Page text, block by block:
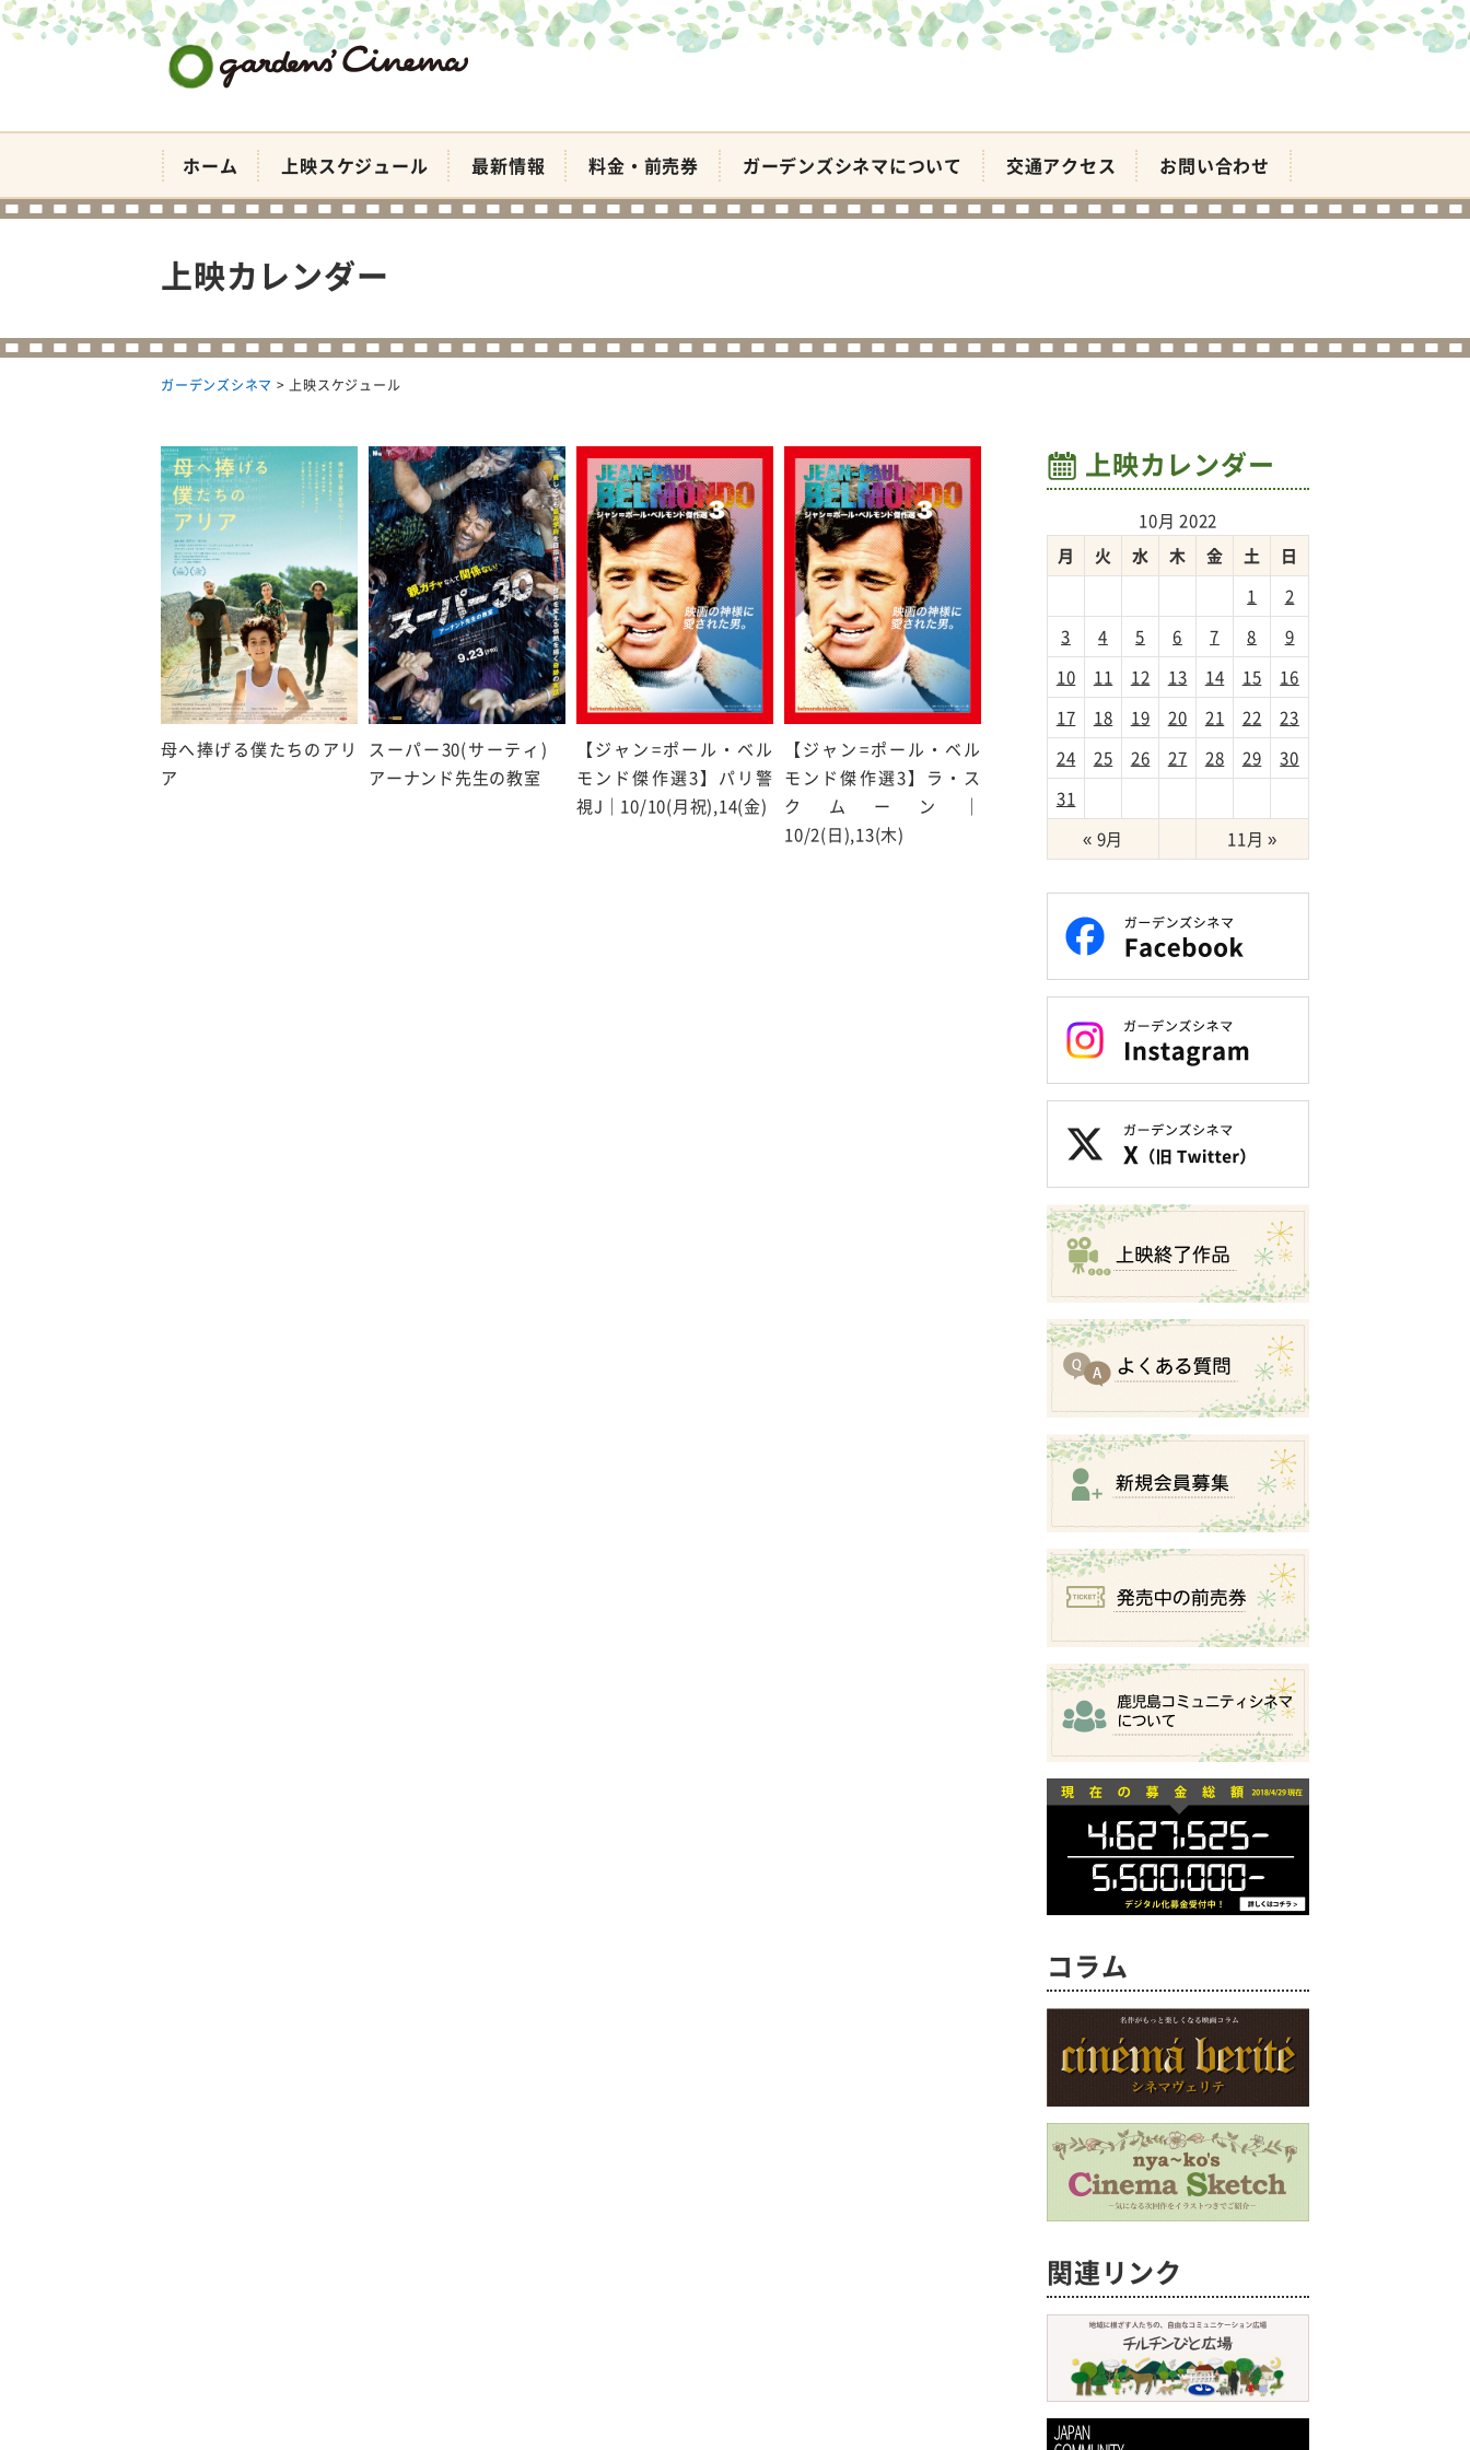
ホーム 上映スケジュール 最新情報 料金・前売券 ガーデンズシネマについて 交通アクセス お問い合わせ
上映カレンダー
ガーデンズシネマ >上映スケジュール
母へ捧げる僕たちのアリ
ア
スーパー30(サーティ)
アーナンド先生の教室
【ジャン=ポール・ベル
モンド傑作選3】パリ警
視J｜10/10(月祝),14(金)
【ジャン=ポール・ベル
モンド傑作選3】ラ・ス
クムーン｜
10/2(日),13(木)
上映カレンダー
10月 2022
月
火 水 木 金 土
日
1
2
3
4 5 6 7 8
9
10
11 12 13 14 15
16
17
18 19 20 21 22
23
24
25 26 27 28 29
30
31
« 9月
11月 »
コラム
関連リンク